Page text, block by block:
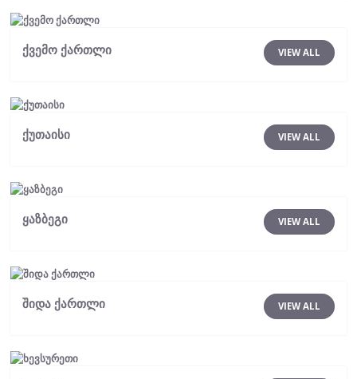
VIEW ALL
ქვემო ქართლი
VIEW ALL
ქუთაისი
VIEW ALL
ყაზბეგი
VIEW ALL
შიდა ქართლი